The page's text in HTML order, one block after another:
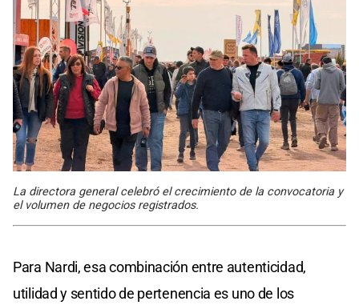
La directora general celebró el crecimiento de la convocatoria y
el volumen de negocios registrados.
Para Nardi, esa combinación entre autenticidad,
utilidad y sentido de pertenencia es uno de los